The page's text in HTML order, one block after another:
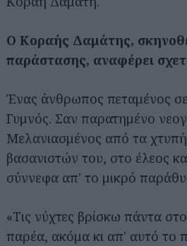
Ο Κοραής Δαμάτης,
παράστασης, αναφέρει
Ένας άνθρωπος πεταμένος
Γυμνός. Σαν παρατημένο
Μελανιασμένος από τα
βασανιστών του, στο έλεος
σύννεφα απ' το μικρό
«Τις νύχτες βρίσκω πάντα
παρέα, ακόμα κι απ' αυτό το